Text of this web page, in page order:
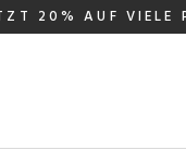
20% AUF VIELE